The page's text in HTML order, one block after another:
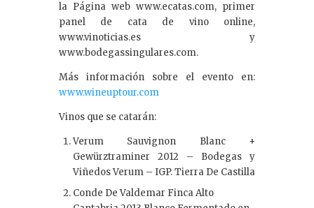
la Página web www.ecatas.com, primer
panel de cata de vino online,
www.vinoticias.es y
www.bodegassingulares.com.
Más información sobre el evento en:
www.wineuptour.com
Vinos que se catarán:
Verum Sauvignon Blanc +
Gewürztraminer 2012 – Bodegas y
Viñedos Verum – IGP. Tierra De Castilla
Conde De Valdemar Finca Alto